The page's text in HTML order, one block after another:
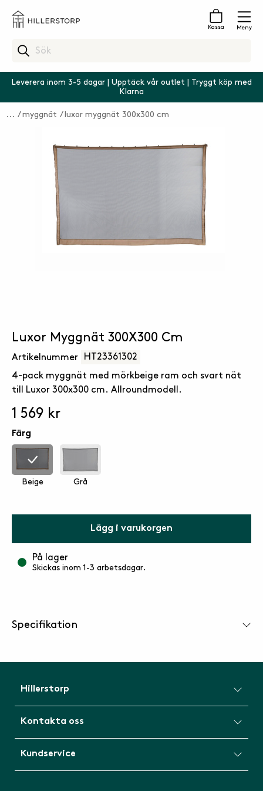
Kassa Meny
Leverera inom 3-5 dagar | Upptäck vår outlet | Tryggt köp med
Klarna
myggnät luxor myggnät 300x300 cm
Luxor Myggnät 300X300 Cm
Artikelnummer HT23361302
4-pack myggnät med mörkbeige ram och svart nät
till Luxor 300x300 cm. Allroundmodell.
1 569 kr
Färg
Beige Grå
Lägg i varukorgen
På lager
Skickas inom 1-3 arbetsdagar.
Specifikation
Hillerstorp
Kontakta oss
Kundservice